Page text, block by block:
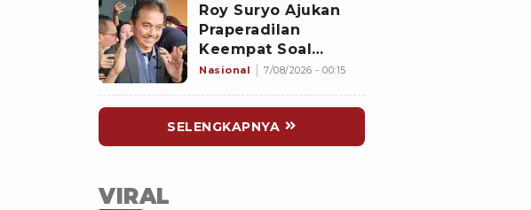
Roy Suryo Ajukan
Praperadilan
Keempat Soal
Status Cekal
Nasional 7/08/2026 - 00:15
SELENGKAPNYA
VIRAL